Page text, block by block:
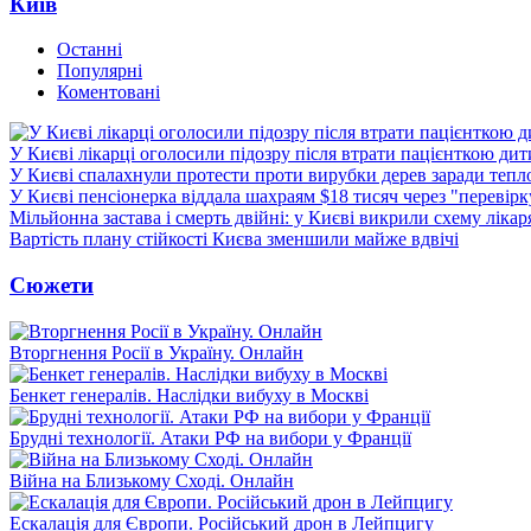
Останні
Популярні
Коментовані
У Києві лікарці оголосили підозру після втрати пацієнткою
У Києві спалахнули протести проти вирубки дерев заради
У Києві пенсіонерка віддала шахраям $18 тисяч через
Мільйонна застава і смерть двійні: у Києві викрили схему
Вартість плану стійкості Києва зменшили майже вдвічі
Сюжети
Вторгнення Росії в Україну. Онлайн
Бенкет генералів. Наслідки вибуху в Москві
Брудні технології. Атаки РФ на вибори у Франції
Війна на Близькому Сході. Онлайн
Ескалація для Європи. Російський дрон в Лейпцигу